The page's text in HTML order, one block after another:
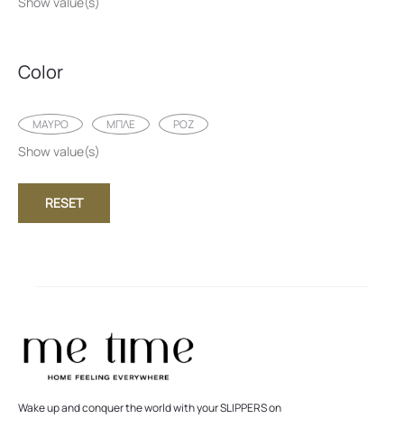
Color
ΜΑΥΡΟ ΜΠΛΕ ΡΟΖ
Show value(s)
RESET
Wake up and conquer the world with your SLIPPERS on